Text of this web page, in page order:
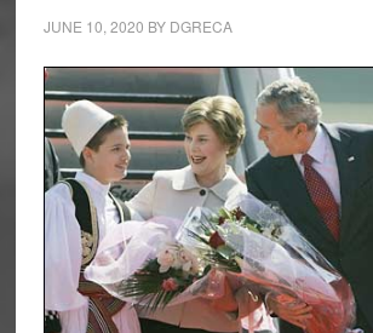
JUNE 10, 2020 BY DGRECA